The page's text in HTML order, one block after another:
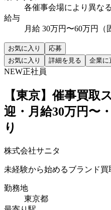
各催事会場により異な
給与
月給 30万円〜60万円（
お気に入り
応募
お気に入り
詳細を見る 企業に
NEW正社員
【東京】催事買取
迎・月給30万円〜
り
株式会社サニタ
未経験から始めるブランド買
勤務地
東京都